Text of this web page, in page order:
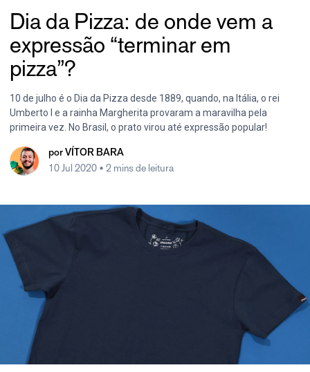
Dia da Pizza: de onde vem a
expressão “terminar em
pizza”?
10 de julho é o Dia da Pizza desde 1889, quando, na Itália, o rei
Umberto I e a rainha Margherita provaram a maravilha pela
primeira vez. No Brasil, o prato virou até expressão popular!
por VÍTOR BARA
10 Jul 2020 • 2 mins de leitura